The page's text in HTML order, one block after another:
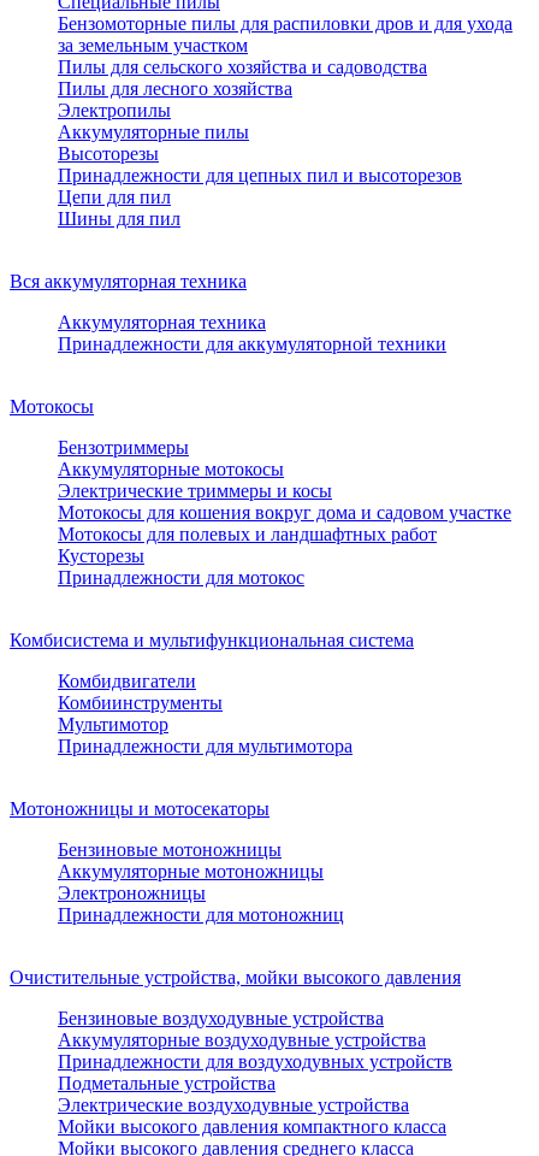
Бензомоторные пилы для распиловки дров и для ухода
за земельным участком
Пилы для сельского хозяйства и садоводства
Пилы для лесного хозяйства
Электропилы
Аккумуляторные пилы
Высоторезы
Принадлежности для цепных пил и высоторезов
Цепи для пил
Шины для пил
Вся аккумуляторная техника
Аккумуляторная техника
Принадлежности для аккумуляторной техники
Мотокосы
Бензотриммеры
Аккумуляторные мотокосы
Электрические триммеры и косы
Мотокосы для кошения вокруг дома и садовом участке
Мотокосы для полевых и ландшафтных работ
Кусторезы
Принадлежности для мотокос
Комбисистема и мультифункциональная система
Комбидвигатели
Комбиинструменты
Мультимотор
Принадлежности для мультимотора
Мотоножницы и мотосекаторы
Бензиновые мотоножницы
Аккумуляторные мотоножницы
Электроножницы
Принадлежности для мотоножниц
Очистительные устройства, мойки высокого давления
Бензиновые воздуходувные устройства
Аккумуляторные воздуходувные устройства
Принадлежности для воздуходувных устройств
Подметальные устройства
Электрические воздуходувные устройства
Мойки высокого давления компактного класса
Мойки высокого давления среднего класса